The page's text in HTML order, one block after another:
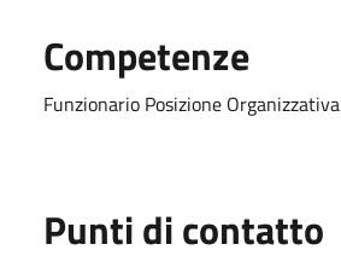
Competenze
Funzionario Posizione Organizzativa
Punti di contatto